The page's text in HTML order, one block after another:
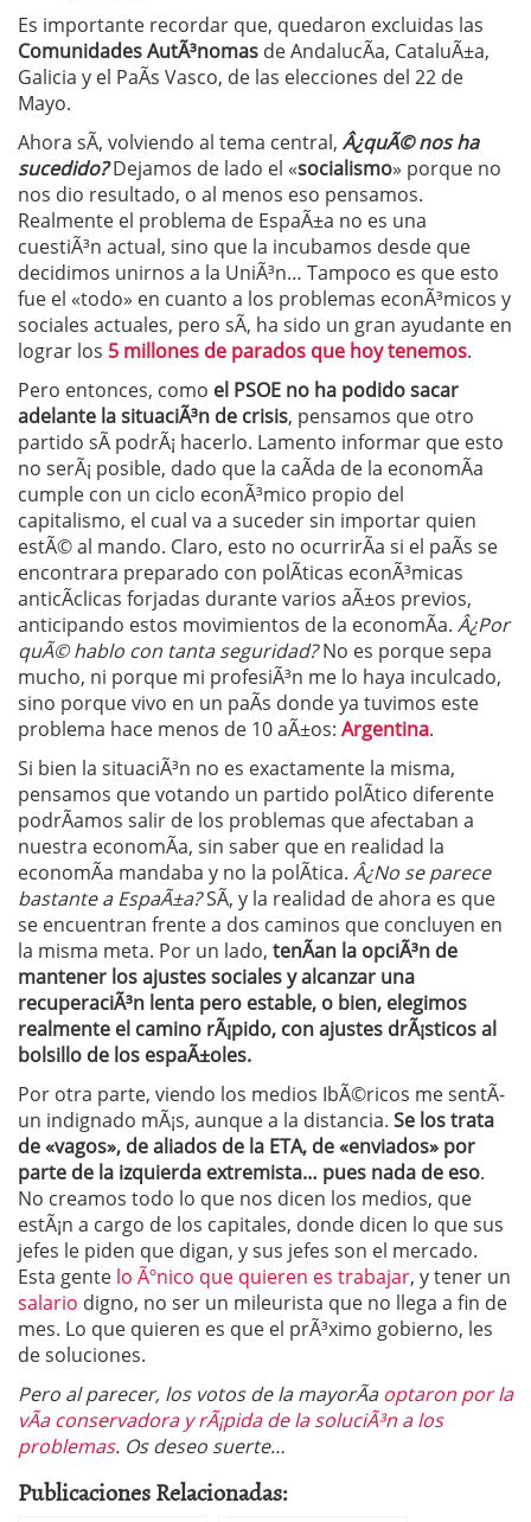
Es importante recordar que, quedaron excluidas las
Comunidades AutÃ³nomas de AndalucÃ­a, CataluÃ±a,
Galicia y el PaÃ­s Vasco, de las elecciones del 22 de
Mayo.
Ahora sÃ­, volviendo al tema central, Â¿quÃ© nos ha
sucedido?Dejamos de lado el «socialismo» porque no
nos dio resultado, o al menos eso pensamos.
Realmente el problema de EspaÃ±a no es una
cuestiÃ³n actual, sino que la incubamos desde que
decidimos unirnos a la UniÃ³n… Tampoco es que esto
fue el «todo» en cuanto a los problemas econÃ³micos y
sociales actuales, pero sÃ­, ha sido un gran ayudante en
lograr los 5 millones de parados que hoy tenemos.
Pero entonces, como el PSOE no ha podido sacar
adelante la situaciÃ³n de crisis, pensamos que otro
partido sÃ­ podrÃ¡ hacerlo. Lamento informar que esto
no serÃ¡ posible, dado que la caÃ­da de la economÃ­a
cumple con un ciclo econÃ³mico propio del
capitalismo, el cual va a suceder sin importar quien
estÃ© al mando. Claro, esto no ocurrirÃ­a si el paÃ­s se
encontrara preparado con polÃ­ticas econÃ³micas
anticÃ­clicas forjadas durante varios aÃ±os previos,
anticipando estos movimientos de la economÃ­a. Â¿Por
quÃ© hablo con tanta seguridad?No es porque sepa
mucho, ni porque mi profesiÃ³n me lo haya inculcado,
sino porque vivo en un paÃ­s donde ya tuvimos este
problema hace menos de 10 aÃ±os: Argentina.
Si bien la situaciÃ³n no es exactamente la misma,
pensamos que votando un partido polÃ­tico diferente
podrÃ­amos salir de los problemas que afectaban a
nuestra economÃ­a, sin saber que en realidad la
economÃ­a mandaba y no la polÃ­tica. Â¿No se parece
bastante a EspaÃ±a?SÃ­, y la realidad de ahora es que
se encuentran frente a dos caminos que concluyen en
la misma meta. Por un lado, tenÃ­an la opciÃ³n de
mantener los ajustes sociales y alcanzar una
recuperaciÃ³n lenta pero estable, o bien, elegimos
realmente el camino rÃ¡pido, con ajustes drÃ¡sticos al
bolsillo de los espaÃ±oles.
Por otra parte, viendo los medios IbÃ©ricos me sentÃ­
un indignado mÃ¡s, aunque a la distancia. Se los trata
de «vagos», de aliados de la ETA, de «enviados» por
parte de la izquierda extremista… pues nada de eso.
No creamos todo lo que nos dicen los medios, que
estÃ¡n a cargo de los capitales, donde dicen lo que sus
jefes le piden que digan, y sus jefes son el mercado.
Esta gente lo Ãºnico que quieren es trabajar, y tener un
salario digno, no ser un mileurista que no llega a fin de
mes. Lo que quieren es que el prÃ³ximo gobierno, les
de soluciones.
Pero al parecer, los votos de la mayorÃ­aoptaron por la
vÃ­a conservadora y rÃ¡pida de la soluciÃ³n a los
problemas. Os deseo suerte…
Publicaciones Relacionadas: